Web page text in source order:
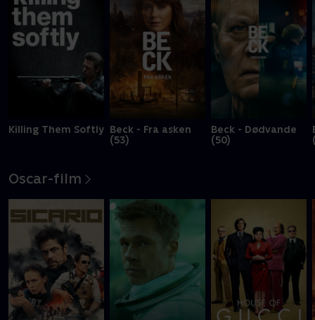
Killing Them Softly Beck - Fra asken
(53)
Beck - Dødvande
(50)
Oscar-film